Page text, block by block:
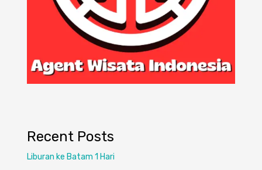
Recent Posts
Liburan ke Batam 1 Hari